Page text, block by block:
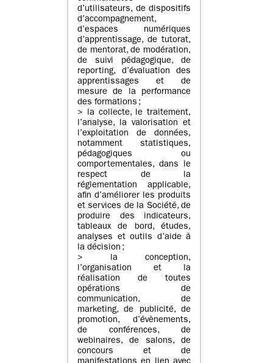
d’utilisateurs, de dispositifs
d’accompagnement,
d’espaces numériques
d’apprentissage, de tutorat,
de mentorat, de modération,
de suivi pédagogique, de
reporting, d’évaluation des
apprentissages et de
mesure de la performance
des formations ;
> la collecte, le traitement,
l’analyse, la valorisation et
l’exploitation de données,
notamment statistiques,
pédagogiques ou
comportementales, dans le
respect de la
réglementation applicable,
afin d’améliorer les produits
et services de la Société, de
produire des indicateurs,
tableaux de bord, études,
analyses et outils d’aide à
la décision ;
> la conception,
l’organisation et la
réalisation de toutes
opérations de
communication, de
marketing, de publicité, de
promotion, d’évènements,
de conférences, de
webinaires, de salons, de
concours et de